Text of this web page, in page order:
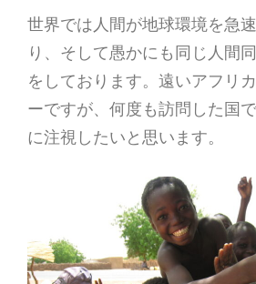
世界では人間が地球環境を急
り、そして愚かにも同じ人間
をしております。遠いアフリ
ーですが、何度も訪問した国
に注視したいと思います。